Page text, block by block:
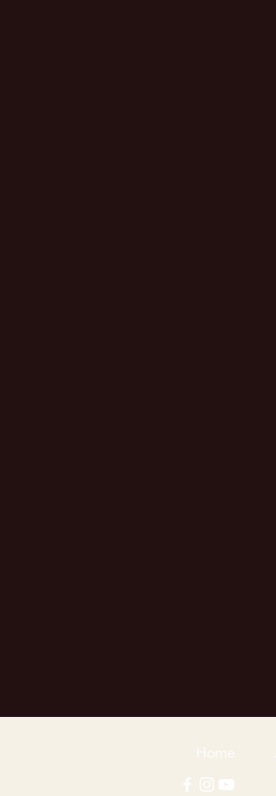
Home